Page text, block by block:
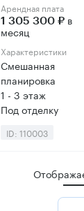
Арендная плата
1 305 300 ₽ в
месяц
Характеристики
Смешанная
планировка
1 - 3 этаж
Под отделку
ID: 110003